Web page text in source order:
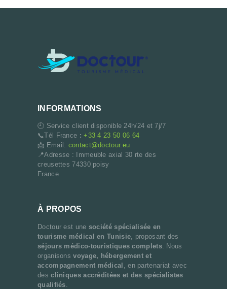
INFORMATIONS
🕘 Service client disponible 24h/24 et 7j/7
📞Tél France : +33 4 23 50 06 64
📩 Email: contact@doctour.eu
📍Adresse : Immeuble axial 30 rte des
creusettes 74330 poisy
France
À PROPOS
Doctour est une société spécialisée en
tourisme médical en Tunisie , proposant des
séjours médico-touristiques complets. Nous
organisonsvoyage, hébergement et
accompagnement médical
, en partenariat avec
descliniques accréditées et des spécialistes
qualifiés